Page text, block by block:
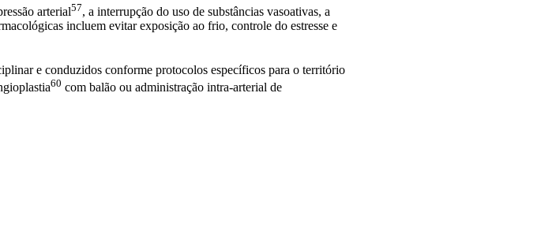
arterial57, a interrupção do uso de substâncias vasoativas, a
incluem evitar exposição ao frio, controle do estresse e
e conduzidos conforme protocolos específicos para o território
60 com balão ou administração intra-arterial de